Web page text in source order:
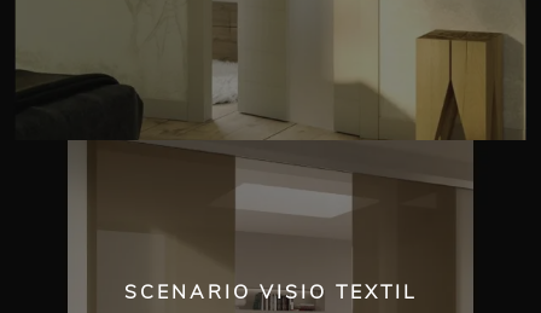
SCENARIO VISIO TEXTIL